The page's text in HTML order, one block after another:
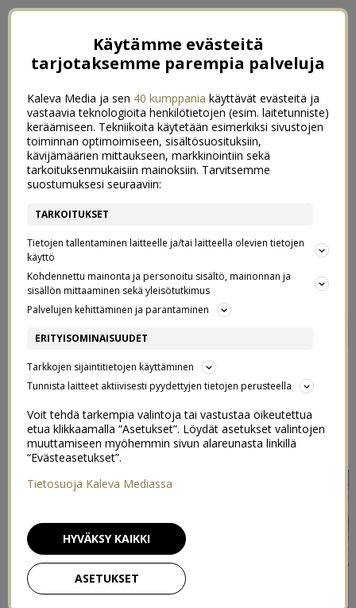
KELTANOKKIA (PIAN TAAS)
LIIKENTEESSÄ
2/08/2021
Postaus on toteutettu kaupallisessa yhteistyössä
Vakuutuskanssa.
Käytämme evästeitä
tarjotaksemme parempia palveluja
Kaleva Media ja sen 40 kumppania käyttävät evästeitä ja
vastaavia teknologioita henkilötietojen (esim. laitetunniste)
keräämiseen. Tekniikoita käytetään esimerkiksi sivustojen
toiminnan optimoimiseen, sisältösuosituksiin,
kävijämäärien mittaukseen, markkinointiin sekä
tarkoituksenmukaisiin mainoksiin. Tarvitsemme
suostumuksesi seuraaviin:
TARKOITUKSET
Tietojen tallentaminen laitteelle ja/tai laitteella olevien tietojen
käyttö
Kohdennettu mainonta ja personoitu sisältö, mainonnan ja
sisällön mittaaminen sekä yleisötutkimus
Palvelujen kehittäminen ja parantaminen
ERITYISOMINAISUUDET
Tarkkojen sijaintitietojen käyttäminen
Tunnista laitteet aktiivisesti pyydettyjen tietojen perusteella
Voit tehdä tarkempia valintoja tai vastustaa oikeutettua
etua klikkaamalla “Asetukset”. Löydät asetukset valintojen
muuttamiseen myöhemmin sivun alareunasta linkillä
“Evästeasetukset”.
Tietosuoja Kaleva Mediassa
ASETUKSET
HYVÄKSY KAIKKI